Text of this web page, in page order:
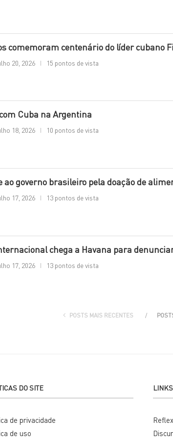
comemoram centenário do líder cubano
20, 2026 15 pontos de vista
Cuba na Argentina
18, 2026 10 pontos de vista
ao governo brasileiro pela doação de
17, 2026 13 pontos de vista
chega a Havana para
17, 2026 13 pontos de vista
POSTS MAIS RECENTES
DO SITE
de privacidade
de uso